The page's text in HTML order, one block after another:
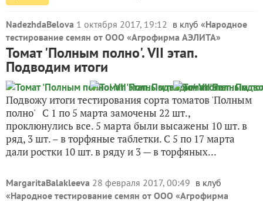
NadezhdaBelova 1 октября 2017, 19:12 в клуб «Народное
тестирование семян от ООО «Агрофирма АЭЛИТА»
Томат 'Полным полно'. VII этап.
Подводим итоги
Подвожу итоги тестирования сорта томатов 'Полным
полно' С 1 по 5 марта замочены 22 шт.,
проклюнулись все. 5 марта были высажены 10 шт. в
ряд, 3 шт. – в торфяные таблетки. С 5 по 17 марта
дали ростки 10 шт. в ряду и 3 — в торфяных...
MargaritaBalakleeva 28 февраля 2017, 00:49 в клуб
«Народное тестирование семян от ООО «Агрофирма